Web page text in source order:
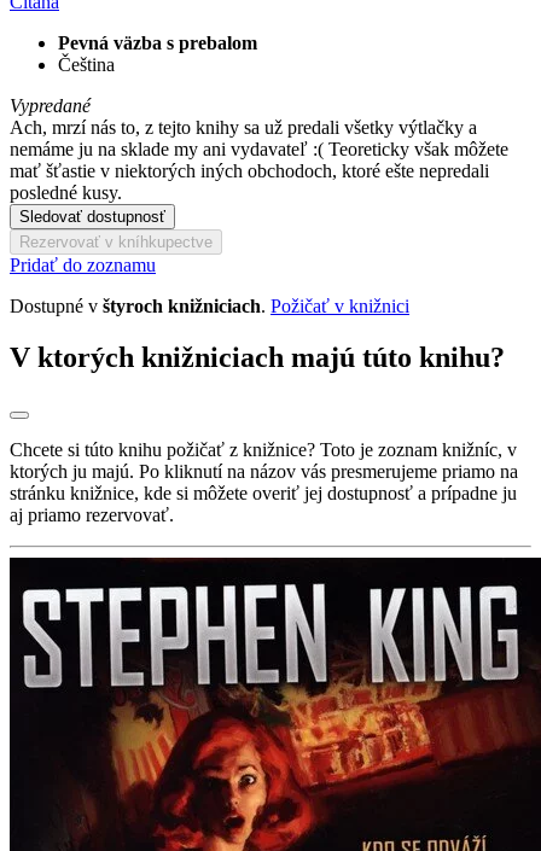
Pevná väzba s prebalom
Čeština
Vypredané
Ach, mrzí nás to, z tejto knihy sa už predali všetky výtlačky a
nemáme ju na sklade my ani vydavateľ :( Teoreticky však môžete
mať šťastie v niektorých iných obchodoch, ktoré ešte nepredali
posledné kusy.
Sledovať dostupnosť
Rezervovať v kníhkupectve
Pridať do zoznamu
Dostupné v štyroch knižniciach. Požičať v knižnici
V ktorých knižniciach majú túto knihu?
Chcete si túto knihu požičať z knižnice? Toto je zoznam knižníc, v
ktorých ju majú. Po kliknutí na názov vás presmerujeme priamo na
stránku knižnice, kde si môžete overiť jej dostupnosť a prípadne ju
aj priamo rezervovať.